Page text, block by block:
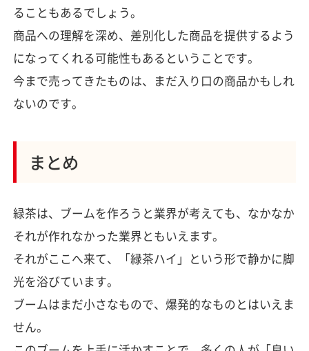
ることもあるでしょう。
商品への理解を深め、差別化した商品を提供するよう
になってくれる可能性もあるということです。
今まで売ってきたものは、まだ入り口の商品かもしれ
ないのです。
まとめ
緑茶は、ブームを作ろうと業界が考えても、なかなか
それが作れなかった業界ともいえます。
それがここへ来て、「緑茶ハイ」という形で静かに脚
光を浴びています。
ブームはまだ小さなもので、爆発的なものとはいえま
せん。